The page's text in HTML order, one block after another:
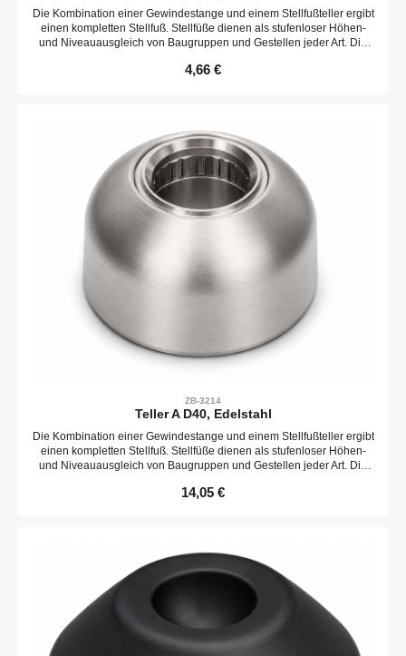
Die Kombination einer Gewindestange und einem Stellfußteller ergibt
einen kompletten Stellfuß. Stellfüße dienen als stufenloser Höhen-
und Niveauausgleich von Baugruppen und Gestellen jeder Art. Die
verbaut werden.
Regulärer Preis:
4,66 €
ZB-3214
Teller A D40, Edelstahl
Die Kombination einer Gewindestange und einem Stellfußteller ergibt
einen kompletten Stellfuß. Stellfüße dienen als stufenloser Höhen-
und Niveauausgleich von Baugruppen und Gestellen jeder Art. Die
verbaut werden.
Regulärer Preis:
14,05 €